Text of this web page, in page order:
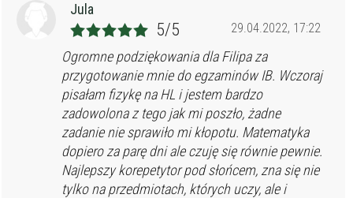
Jula
29.04.2022, 17:22
5/5
Ogromne podziękowania dla Filipa za
przygotowanie mnie do egzaminów IB. Wczoraj
pisałam fizykę na HL i jestem bardzo
zadowolona z tego jak mi poszło, żadne
zadanie nie sprawiło mi kłopotu. Matematyka
dopiero za parę dni ale czuję się równie pewnie.
Najlepszy korepetytor pod słońcem, zna się nie
tylko na przedmiotach, których uczy, ale i